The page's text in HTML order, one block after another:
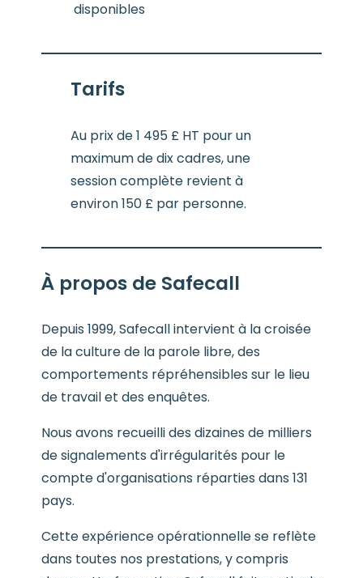
disponibles
Tarifs
Au prix de 1 495 £ HT pour un
maximum de dix cadres, une
session complète revient à
environ 150 £ par personne.
À propos de Safecall
Depuis 1999, Safecall intervient à la croisée
de la culture de la parole libre, des
comportements répréhensibles sur le lieu
de travail et des enquêtes.
Nous avons recueilli des dizaines de milliers
de signalements d'irrégularités pour le
compte d'organisations réparties dans 131
pays.
Cette expérience opérationnelle se reflète
dans toutes nos prestations, y compris